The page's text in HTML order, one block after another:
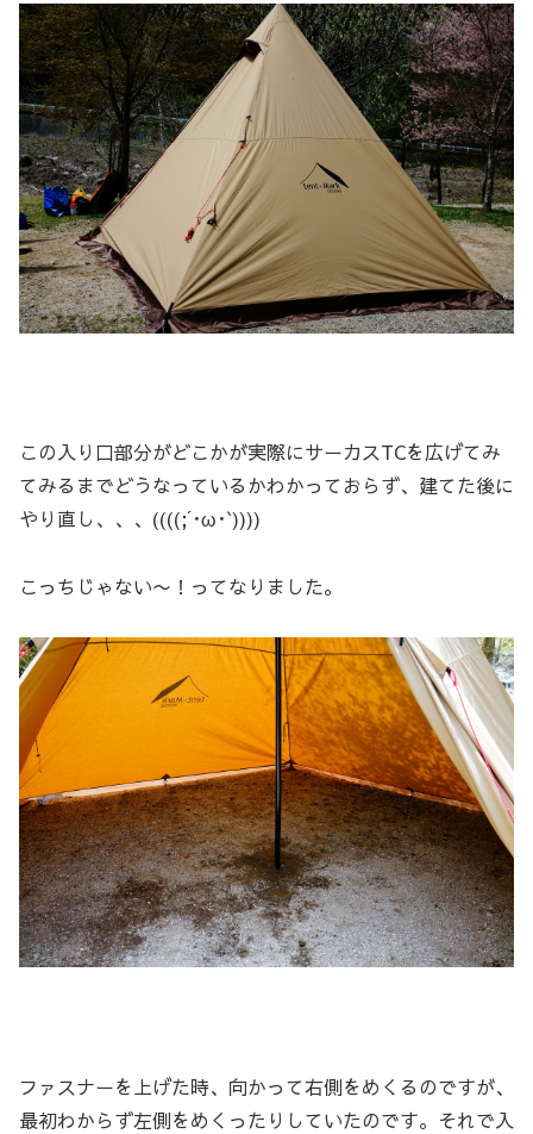
この入り口部分がどこかが実際にサーカスTCを広げてみ
てみるまでどうなっているかわかっておらず、建てた後に
やり直し、、、((((;´･ω･`))))
こっちじゃない〜！ってなりました。
ファスナーを上げた時、向かって右側をめくるのですが、
最初わからず左側をめくったりしていたのです。それで入